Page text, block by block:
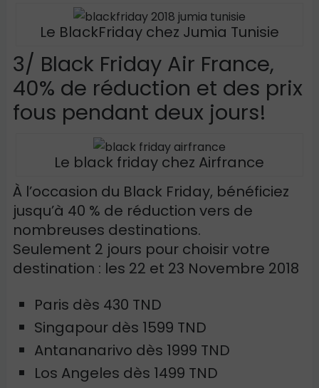
Le BlackFriday chez Jumia Tunisie
3/ Black Friday Air France,
40% de réduction et des prix
fous pendant deux jours!
Le black friday chez Airfrance
À l’occasion du Black Friday, bénéficiez
jusqu’à 40 % de réduction vers de
nombreuses destinations.
Seulement 2 jours pour choisir votre
destination : les 22 et 23 Novembre 2018
Paris dès 430 TND
Singapour dès 1599 TND
Antananarivo dès 1999 TND
Los Angeles dès 1499 TND